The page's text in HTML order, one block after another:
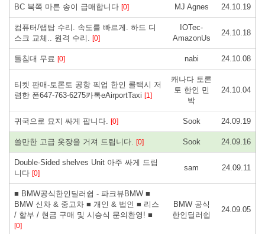
BC 북쪽 마른 송이 급매합니다 [0] MJ Agnes 24.10.19
컴퓨터/랩탑 수리. 속도를 빠르게. 하드 디
스크 교체.. 원격 수리. [0]
IOTec-
AmazonUs
24.10.18
돌침대 무료 [0] nabi 24.10.08
티켓 판매-토론토 공항 픽업 한인 콜택시 저
렴한 폰647-763-6275카톡eAirportTaxi [1]
캐나다 토론
토 한인 민
박
24.10.04
귀국으로 묘지 싸게 팝니다. [0] Sook 24.09.19
쓸만한 고급 옷장을 거져 드립니다. [0] Sook 24.09.16
Double-Sided shelves Unit 아주 싸게 드립
니다 [0]
sam 24.09.11
■ BMW공식한인딜러쉽 - 파크뷰BMW ■
BMW 신차 & 중고차 ■ 개인 & 법인 ■ 리스
/ 할부 / 현금 구매 및 시승식 문의환영! ■
[0]
BMW 공식
한인딜러쉽
24.09.05